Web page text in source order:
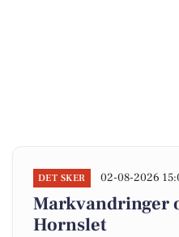
DET SKER 02-08-2026
Markvandringer
Hornslet